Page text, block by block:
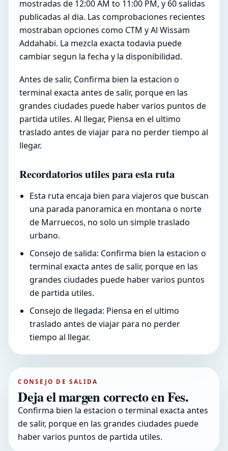
mostradas de 12:00 AM to 11:00 PM, y 60 salidas
publicadas al dia. Las comprobaciones recientes
mostraban opciones como CTM y Al Wissam
Addahabi. La mezcla exacta todavia puede
cambiar segun la fecha y la disponibilidad.
Antes de salir, Confirma bien la estacion o
terminal exacta antes de salir, porque en las
grandes ciudades puede haber varios puntos de
partida utiles. Al llegar, Piensa en el ultimo
traslado antes de viajar para no perder tiempo al
llegar.
Recordatorios utiles para esta ruta
Esta ruta encaja bien para viajeros que buscan
una parada panoramica en montana o norte
de Marruecos, no solo un simple traslado
urbano.
Consejo de salida: Confirma bien la estacion o
terminal exacta antes de salir, porque en las
grandes ciudades puede haber varios puntos
de partida utiles.
Consejo de llegada: Piensa en el ultimo
traslado antes de viajar para no perder
tiempo al llegar.
CONSEJO DE SALIDA
Deja el margen correcto en Fes.
Confirma bien la estacion o terminal exacta antes
de salir, porque en las grandes ciudades puede
haber varios puntos de partida utiles.